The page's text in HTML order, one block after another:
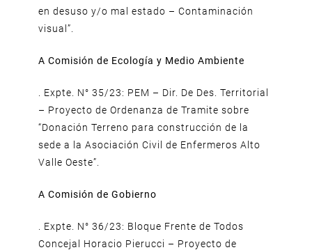
en desuso y/o mal estado – Contaminación
visual”.
A Comisión de Ecología y Medio Ambiente
. Expte. N° 35/23: PEM – Dir. De Des. Territorial
– Proyecto de Ordenanza de Tramite sobre
“Donación Terreno para construcción de la
sede a la Asociación Civil de Enfermeros Alto
Valle Oeste”.
A Comisión de Gobierno
. Expte. N° 36/23: Bloque Frente de Todos
Concejal Horacio Pierucci – Proyecto de